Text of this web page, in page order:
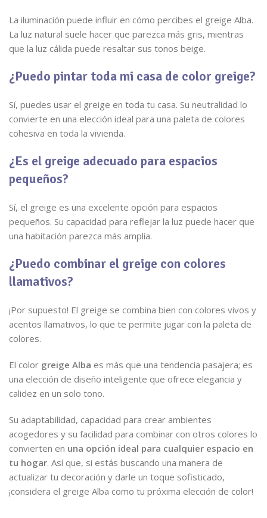
La iluminación puede influir en cómo percibes el greige Alba.
La luz natural suele hacer que parezca más gris, mientras
que la luz cálida puede resaltar sus tonos beige.
¿Puedo pintar toda mi casa de color greige?
Sí, puedes usar el greige en toda tu casa. Su neutralidad lo
convierte en una elección ideal para una paleta de colores
cohesiva en toda la vivienda.
¿Es el greige adecuado para espacios
pequeños?
Sí, el greige es una excelente opción para espacios
pequeños. Su capacidad para reflejar la luz puede hacer que
una habitación parezca más amplia.
¿Puedo combinar el greige con colores
llamativos?
¡Por supuesto! El greige se combina bien con colores vivos y
acentos llamativos, lo que te permite jugar con la paleta de
colores.
El color greige Alba es más que una tendencia pasajera; es
una elección de diseño inteligente que ofrece elegancia y
calidez en un solo tono.
Su adaptabilidad, capacidad para crear ambientes
acogedores y su facilidad para combinar con otros colores lo
convierten en una opción ideal para cualquier espacio en
tu hogar. Así que, si estás buscando una manera de
actualizar tu decoración y darle un toque sofisticado,
¡considera el greige Alba como tu próxima elección de color!